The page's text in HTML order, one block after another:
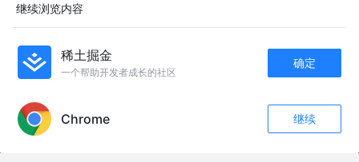
6
for potential abuse”提示账号被标记滥用的最新解决办法
Mac的实验室
保姆教程 | 解决注册谷歌账号时手机号无法验证的问题，移动端
可以跳过或通过手机号验证！
Mac的实验室 3年前 2.4k
友情链接：
继续浏览内容
稀土掘金
一个帮助开发者成长的社区
确定
Chrome 继续